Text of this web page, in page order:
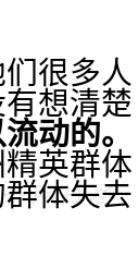
很多人
想清楚
动的。
英群体
体失去